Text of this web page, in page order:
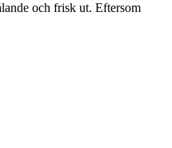
och frisk ut. Eftersom